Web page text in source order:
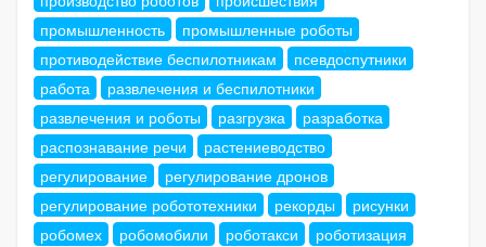
промышленность
промышленные роботы
противодействие беспилотникам
псевдоспутники
работа
развлечения и беспилотники
развлечения и роботы
разгрузка
разработка
распознавание речи
растениеводство
регулирование
регулирование дронов
регулирование робототехники
рекорды
рисунки
робомех
робомобили роботакси
роботизация